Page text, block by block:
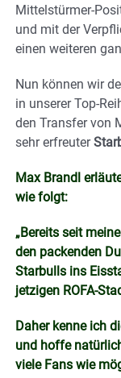
Mittelstürmer-
und mit der
einen weiteren
Nun können wir
in unserer Top-
den Transfer von
sehr erfreuter
Max Brandl
wie folgt:
„Bereits seit
den packenden
Starbulls ins
jetzigen ROFA-
Daher kenne ich
und hoffe
viele Fans wie